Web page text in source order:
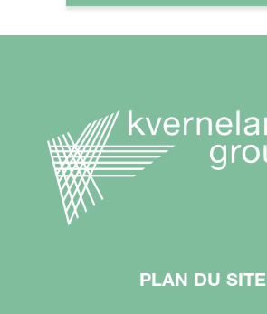
PLAN DU SITE